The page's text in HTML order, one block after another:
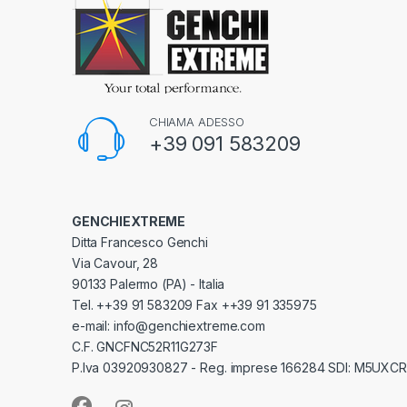
CHIAMA ADESSO
+39 091 583209
GENCHIEXTREME
Ditta Francesco Genchi
Via Cavour, 28
90133 Palermo (PA) - Italia
Tel. ++39 91 583209 Fax ++39 91 335975
e-mail: info@genchiextreme.com
C.F. GNCFNC52R11G273F
P.Iva 03920930827 - Reg. imprese 166284 SDI: